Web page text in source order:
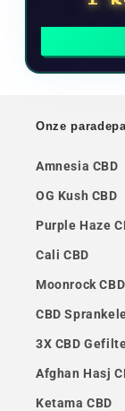
Onze
Amnesia CBD
OG Kush CBD
Purple Haze
Cali CBD
Moonrock CBD
CBD
3X CBD
Afghan Hasj
Ketama CBD